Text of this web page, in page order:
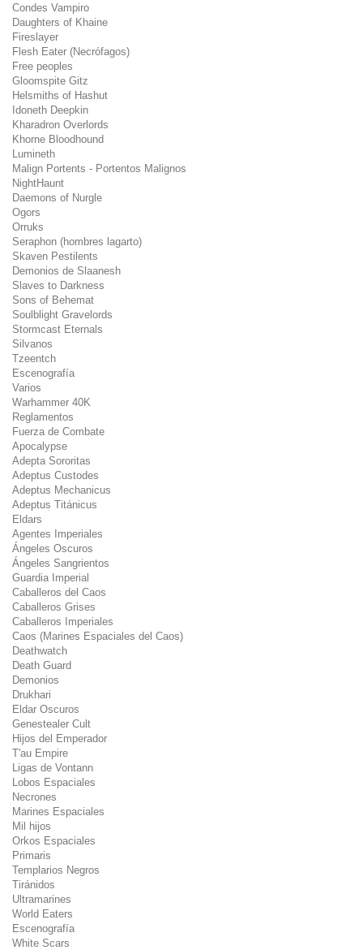
Condes Vampiro
Daughters of Khaine
Fireslayer
Flesh Eater (Necrófagos)
Free peoples
Gloomspite Gitz
Helsmiths of Hashut
Idoneth Deepkin
Kharadron Overlords
Khorne Bloodhound
Lumineth
Malign Portents - Portentos Malignos
NightHaunt
Daemons of Nurgle
Ogors
Orruks
Seraphon (hombres lagarto)
Skaven Pestilents
Demonios de Slaanesh
Slaves to Darkness
Sons of Behemat
Soulblight Gravelords
Stormcast Eternals
Silvanos
Tzeentch
Escenografía
Varios
Warhammer 40K
Reglamentos
Fuerza de Combate
Apocalypse
Adepta Sororitas
Adeptus Custodes
Adeptus Mechanicus
Adeptus Titánicus
Eldars
Agentes Imperiales
Ángeles Oscuros
Ángeles Sangrientos
Guardia Imperial
Caballeros del Caos
Caballeros Grises
Caballeros Imperiales
Caos (Marines Espaciales del Caos)
Deathwatch
Death Guard
Demonios
Drukhari
Eldar Oscuros
Genestealer Cult
Hijos del Emperador
T'au Empire
Ligas de Vontann
Lobos Espaciales
Necrones
Marines Espaciales
Mil hijos
Orkos Espaciales
Primaris
Templarios Negros
Tiránidos
Ultramarines
World Eaters
Escenografía
White Scars